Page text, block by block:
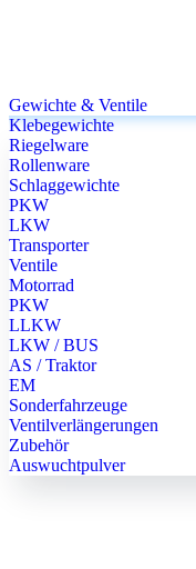
Gewichte & Ventile
Klebegewichte
Riegelware
Rollenware
Schlaggewichte
PKW
LKW
Transporter
Ventile
Motorrad
PKW
LLKW
LKW / BUS
AS / Traktor
EM
Sonderfahrzeuge
Ventilverlängerungen
Zubehör
Auswuchtpulver